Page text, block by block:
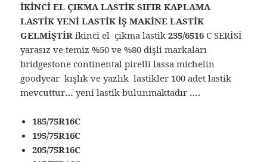
İKİNCİ EL ÇIKMA LASTİK SIFIR KAPLAMA
LASTİK YENİ LASTİK İŞ MAKİNE LASTİK
GELMİŞTİRikinci el çıkma lastik235/6516 C SERİSİ
yarasız ve temiz %50 ve %80 dişli markaları
bridgestone continental pirelli lassa michelin
goodyear kışlık ve yazlık lastikler 100 adet lastik
mevcuttur… yeni lastik bulunmaktadır ….
185/75R16C
195/75R16C
205/75R16C